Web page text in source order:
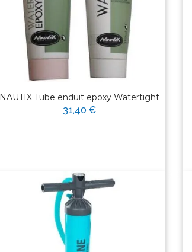
NAUTIX Tube enduit epoxy Watertight
31,40 €